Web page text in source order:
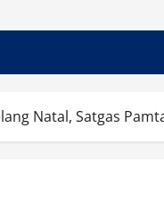
Natal, Satgas